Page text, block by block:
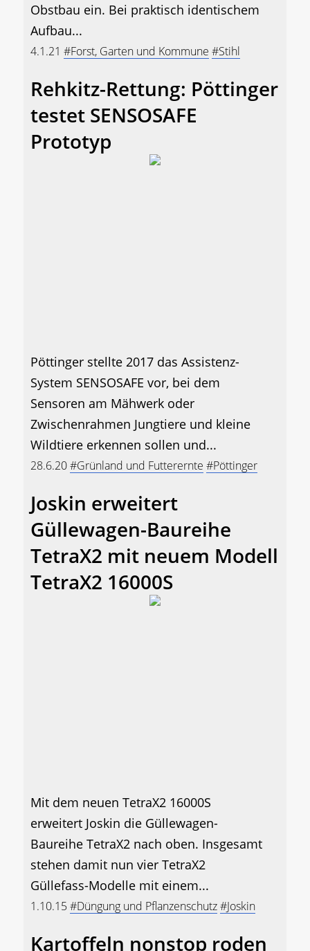
Obstbau ein. Bei praktisch identischem
Aufbau...
4.1.21 #Forst, Garten und Kommune #Stihl
Rehkitz-Rettung: Pöttinger
testet SENSOSAFE
Prototyp
Pöttinger stellte 2017 das Assistenz-
System SENSOSAFE vor, bei dem
Sensoren am Mähwerk oder
Zwischenrahmen Jungtiere und kleine
Wildtiere erkennen sollen und...
28.6.20#Grünland und Futterernte #Pöttinger
Joskin erweitert
Güllewagen-Baureihe
TetraX2 mit neuem Modell
TetraX2 16000S
Mit dem neuen TetraX2 16000S
erweitert Joskin die Güllewagen-
Baureihe TetraX2 nach oben. Insgesamt
stehen damit nun vier TetraX2
Güllefass-Modelle mit einem...
1.10.15#Düngung und Pflanzenschutz#Joskin
Kartoffeln nonstop roden